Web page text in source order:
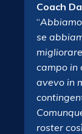
Coach
“
se
campo in
avevo in
roster